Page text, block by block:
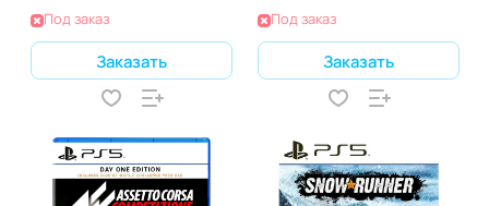
Под заказ
Заказать
Под заказ
Заказать